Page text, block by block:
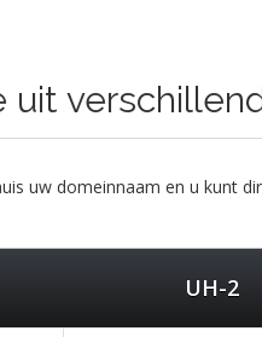
uit
uw domeinnaam en u kunt
UH-2